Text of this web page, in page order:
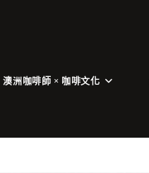
澳洲咖啡師 × 咖啡文化